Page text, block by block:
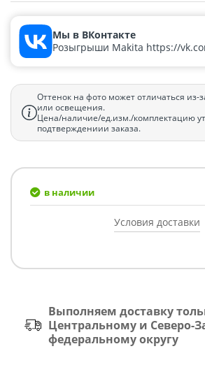
Мы в ВКонтакте
Розыгрыши Makita https://
Оттенок на фото может отличаться из-
или освещения.
Цена/наличие/ед.изм./комплектацию
подтверждениии заказа.
в наличии
Условия доставки
Выполняем доставку
Центральному и Северо-
федеральному округу